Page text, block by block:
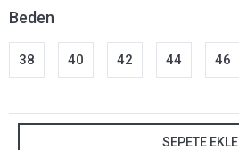
Beden
38 40 42 44 46
SEPETE EKLE